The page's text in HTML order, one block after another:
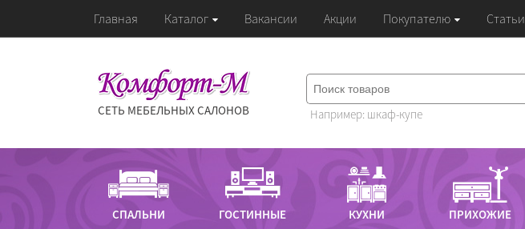
Главная Каталог Вакансии Акции Покупателю Статьи
СЕТЬ МЕБЕЛЬНЫХ САЛОНОВ Например: шкаф-купе
СПАЛЬНИ ГОСТИННЫЕ КУХНИ ПРИХОЖИЕ